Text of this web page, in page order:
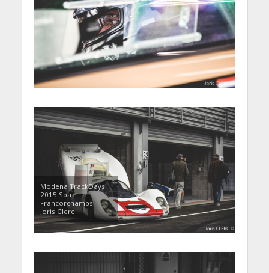
Modena TrackDays
2015 Spa
Francorchamps –
Joris Clerc